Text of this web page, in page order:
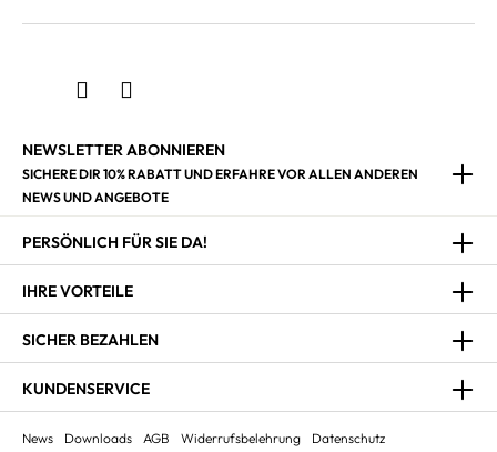
NEWSLETTER ABONNIEREN
SICHERE DIR 10% RABATT UND ERFAHRE VOR ALLEN ANDEREN
NEWS UND ANGEBOTE
PERSÖNLICH FÜR SIE DA!
IHRE VORTEILE
SICHER BEZAHLEN
KUNDENSERVICE
News Downloads AGB Widerrufsbelehrung Datenschutz